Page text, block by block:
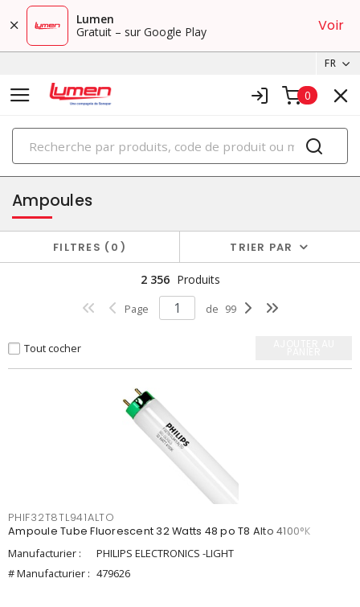
Lumen
Gratuit – sur Google Play
Voir
FR
0
PRODUITS
éclairage
Ampoules
FILTRES 0 TRIER PAR
2 356 Produits
Page de 99
Tout cocher
PHIF32T8TL941ALTO
Ampoule Tube Fluorescent 32 Watts 48 po T8 Alto 4100°K
Manufacturier :
PHILIPS ELECTRONICS -LIGHT
# Manufacturier : 479626